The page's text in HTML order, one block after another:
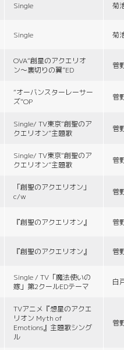
Single 菊
Single 菊
OVA“創星のアクエリオ
ン〜裏切りの翼”ED
菅
“オーバンスターレーサー
ズ”OP
菅
Single/ TV東京“創聖のア
クエリオン”主題歌
菅
Single/ TV東京“創聖のア
クエリオン”主題歌
菅
「創聖のアクエリオン」
c/w
菅
『創聖のアクエリオン』 菅
『創聖のアクエリオン』 菅
Single / TV「魔法使いの
嫁」第2クールEDテーマ
白
TVアニメ『想星のアクエ
リオン Myth of
Emotions』主題歌シング
ル
菅